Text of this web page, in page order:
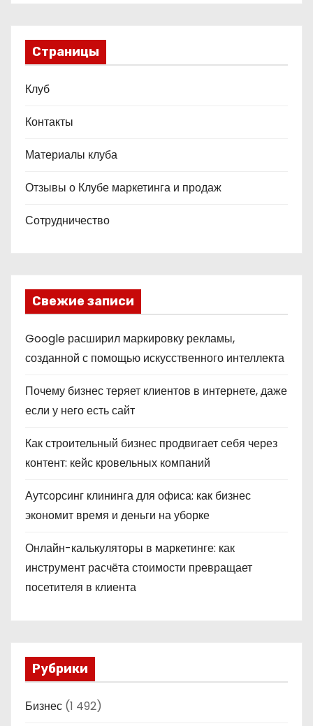
Страницы
Клуб
Контакты
Материалы клуба
Отзывы о Клубе маркетинга и продаж
Сотрудничество
Свежие записи
Google расширил маркировку рекламы,
созданной с помощью искусственного интеллекта
Почему бизнес теряет клиентов в интернете, даже
если у него есть сайт
Как строительный бизнес продвигает себя через
контент: кейс кровельных компаний
Аутсорсинг клининга для офиса: как бизнес
экономит время и деньги на уборке
Онлайн-калькуляторы в маркетинге: как
инструмент расчёта стоимости превращает
посетителя в клиента
Рубрики
Бизнес (1 492)